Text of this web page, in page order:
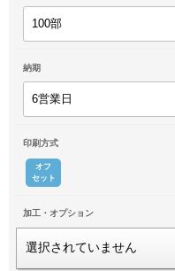
納期
印刷方式
オフ
セット
加工・オプション
選択されていません